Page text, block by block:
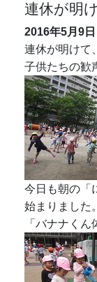
連休が明
2016年5月9日
連休が明けて
子供たちの歓
今日も朝の「
始まりました
「バナナくん